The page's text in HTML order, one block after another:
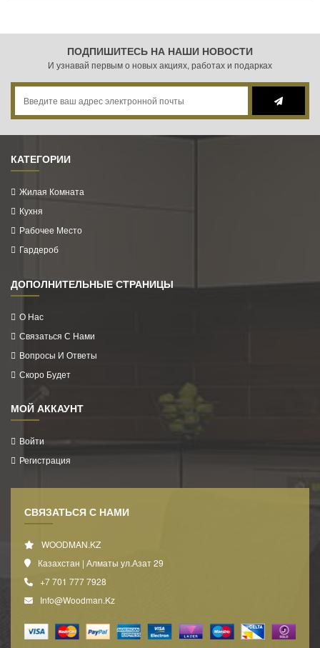
ПОДПИШИТЕСЬ НА НАШИ НОВОСТИ
И узнавай первым о новых акциях, работах и подарках
КАТЕГОРИИ
Жилая Комната
Кухня
Рабочее Место
Гардероб
ДОПОЛНИТЕЛЬНЫЕ СТРАНИЦЫ
О Нас
Связаться С Нами
Вопросы И Ответы
Скоро Будет
МОЙ АККАУНТ
Войти
Регистрация
СВЯЗАТЬСЯ С НАМИ
WOODMAN.KZ
Казахстан | Алматы ул.Азат 29
+7 701 777 7928
Info@woodman.kz